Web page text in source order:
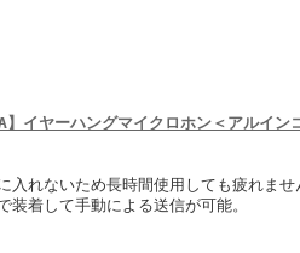
イヤーハングマイクロホン＜アルイン
入れないため長時間使用しても疲れませ
装着して手動による送信が可能。